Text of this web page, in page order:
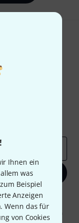
Ihnen ein
was
Beispiel
Anzeigen
Wenn das für
von Cookies
gewinne mit
Erhalt von E-Mail-
zu. Die
finden Sie in